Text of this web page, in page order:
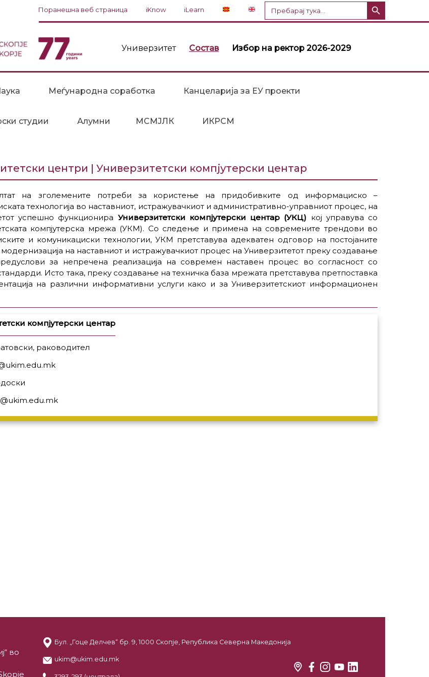
Поранешна веб страница iKnow iLearn
Пребарај
за:
Универзитет Состав Избор на ректор 2026-2029
Меѓународна соработка Канцеларија за ЕУ проекти
студии Алумни МСМЈЛК ИКРСМ
центри | Универзитетски компјутерски центар
на зголемените потреби за користење на придобивките од информациско –
технологија во наставниот, истражувачкиот и административно-управниот процес, на
успешно функционира Универзитетски компјутерски центар (УКЦ) кој управува со
компјутерска мрежа (УКМ). Со следење и примена на современите трендови во
и комуникациски технологии, УКМ претставува адекватен одговор на постојаните
на наставниот и истражувачкиот процес на Универзитетот преку создавање
за непречена реализација на современ наставен процес во согласност со
Исто така, преку создавање на техничка база мрежата претставува претпоставка
на различни информативни услуги како и за Универзитетскиот информационен
компјутерски центар
раководител
во
Бул. „Гоце Делчев“ бр. 9, 1000 Скопје, Република Северна Македонија
ukim@ukim.edu.mk